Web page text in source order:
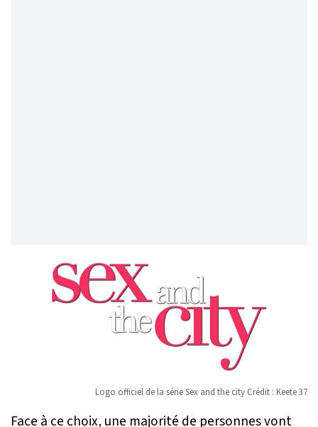
Logo officiel de la série Sex and the city Crédit : Keete 37
Face à ce choix, une majorité de personnes vont